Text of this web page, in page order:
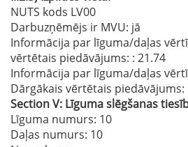
NUTS kods LV00
Darbuzņēmējs ir MVU: jā
Informācija par līguma/daļas
vērtētais piedāvājums: : 21.74
Informācija par līguma/daļas
Dārgākais vērtētais piedāvājums:
SectionV: Līguma slēgšanas
Līguma numurs: 10
Daļas numurs: 10